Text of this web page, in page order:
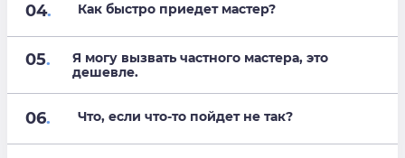
04. Как быстро приедет мастер?
05.
Я могу вызвать частного мастера, это
дешевле.
06. Что, если что-то пойдет не так?